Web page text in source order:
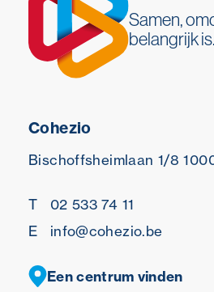
Samen,
belangrijk is.
Cohezio
Bischoffsheimlaan 1/8
T
02 533 74 11
E
info@cohezio.be
Een centrum vinden